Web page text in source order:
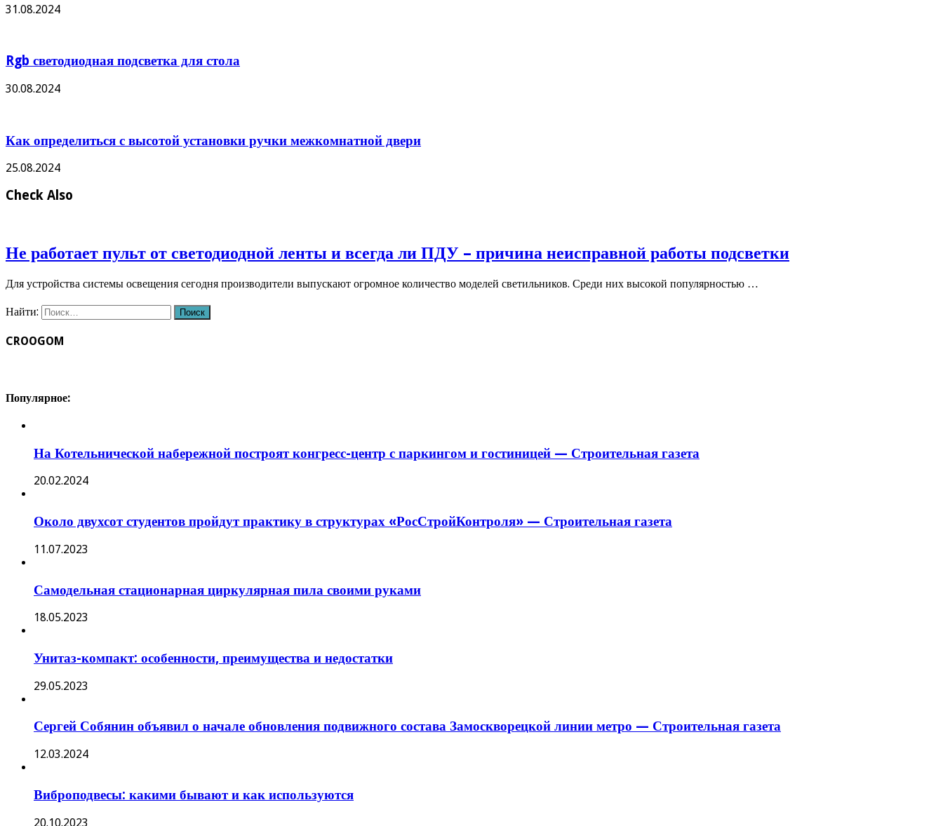
31.08.2024
Rgb светодиодная подсветка для стола
30.08.2024
Как определиться с высотой установки ручки межкомнатной двери
25.08.2024
Check Also
Не работает пульт от светодиодной ленты и всегда ли ПДУ – причина неисправной работы подсветки
Для устройства системы освещения сегодня производители выпускают огромное количество моделей светильников. Среди них высокой популярностью …
Найти:
CROOGOM
Популярное:
На Котельнической набережной построят конгресс-центр с паркингом и гостиницей — Строительная газета
20.02.2024
Около двухсот студентов пройдут практику в структурах «РосСтройКонтроля» — Строительная газета
11.07.2023
Самодельная стационарная циркулярная пила своими руками
18.05.2023
Унитаз-компакт: особенности, преимущества и недостатки
29.05.2023
Сергей Собянин объявил о начале обновления подвижного состава Замоскворецкой линии метро — Строительная газета
12.03.2024
Виброподвесы: какими бывают и как используются
20.10.2023